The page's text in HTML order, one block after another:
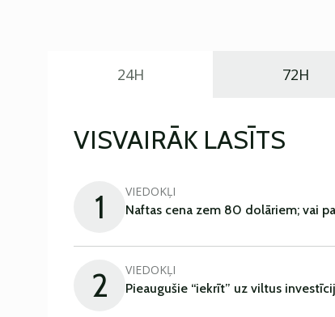
24H 72H
VISVAIRĀK LASĪTS
1 VIEDOKĻI
Naftas cena zem 80 dolāriem; vai
2 VIEDOKĻI
Pieaugušie “iekrīt” uz viltus